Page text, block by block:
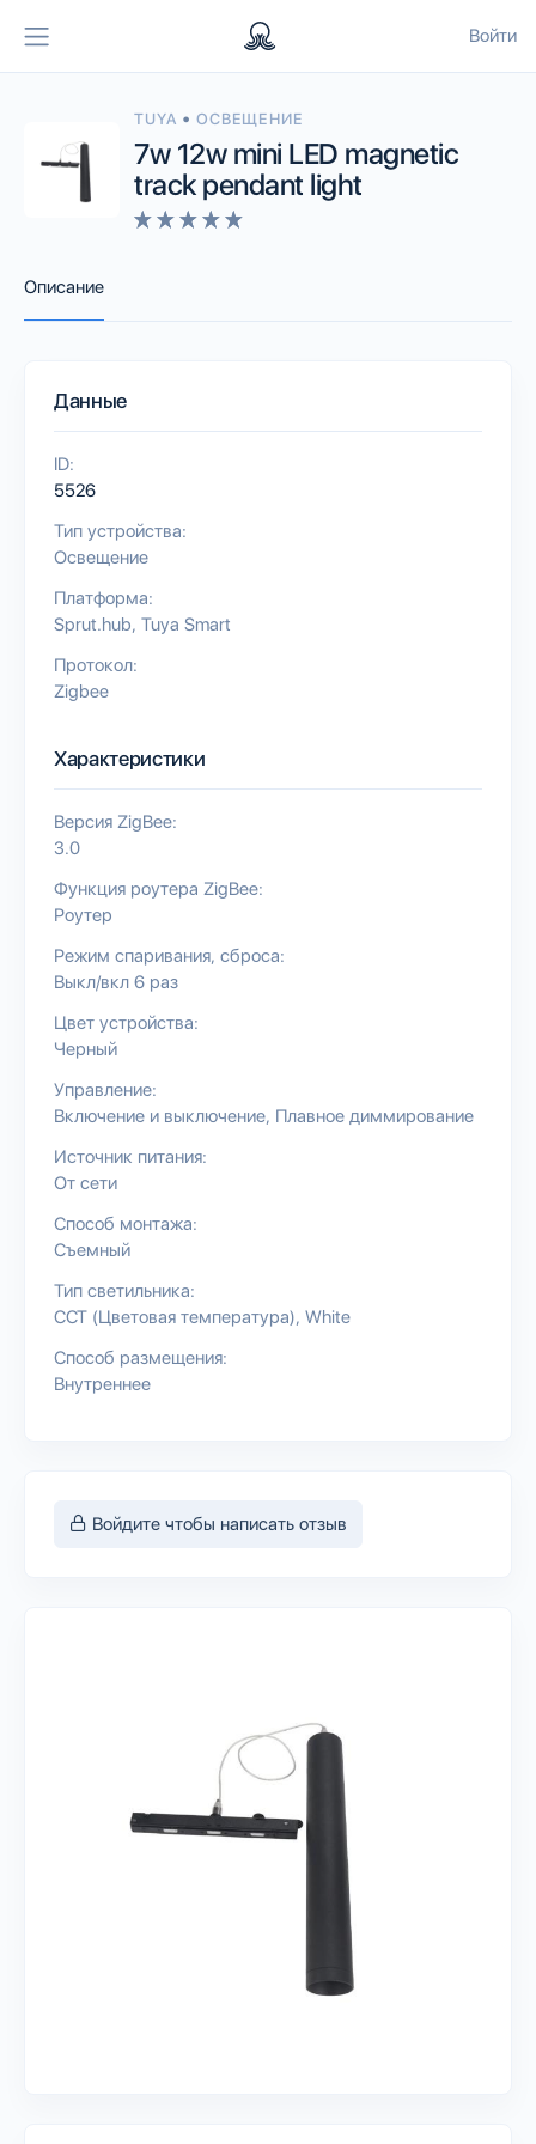
Войти
TUYA • ОСВЕЩЕНИЕ
7w 12w mini LED magnetic
track pendant light
Описание
Данные
ID:
5526
Тип устройства:
Освещение
Платформа:
Sprut.hub Tuya Smart
Протокол:
Zigbee
Характеристики
Версия ZigBee:
3.0
Функция роутера ZigBee:
Роутер
Режим спаривания, сброса:
Выкл/вкл 6 раз
Цвет устройства:
Черный
Управление:
Включение и выключение Плавное диммирование
Источник питания:
От сети
Способ монтажа:
Съемный
Тип светильника:
CCT (Цветовая температура) White
Способ размещения:
Внутреннее
Войдите чтобы написать отзыв